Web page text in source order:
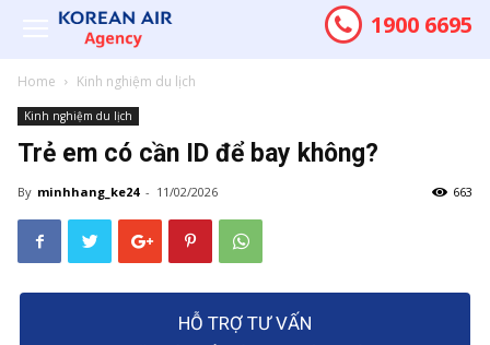
1900 6695
Home Kinh nghiệm du lịch
Kinh nghiệm du lịch
Trẻ em có cần ID để bay không?
By minhhang_ke24 - 11/02/2026 663
HỖ TRỢ TƯ VẤN